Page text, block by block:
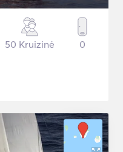
50 Kruizinė 0